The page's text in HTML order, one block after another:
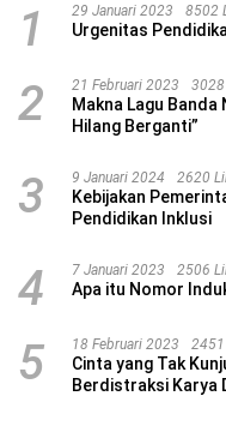
1 29 Januari 2023 8502
Urgenitas
2 21 Februari 2023
Makna Lagu Banda
Hilang Berganti”
3 9 Januari 2024 2620
Kebijakan
Pendidikan Inklusi
4 7 Januari 2023 2506
Apa itu Nomor
5 18 Februari 2023
Cinta yang Tak
Berdistraksi Karya